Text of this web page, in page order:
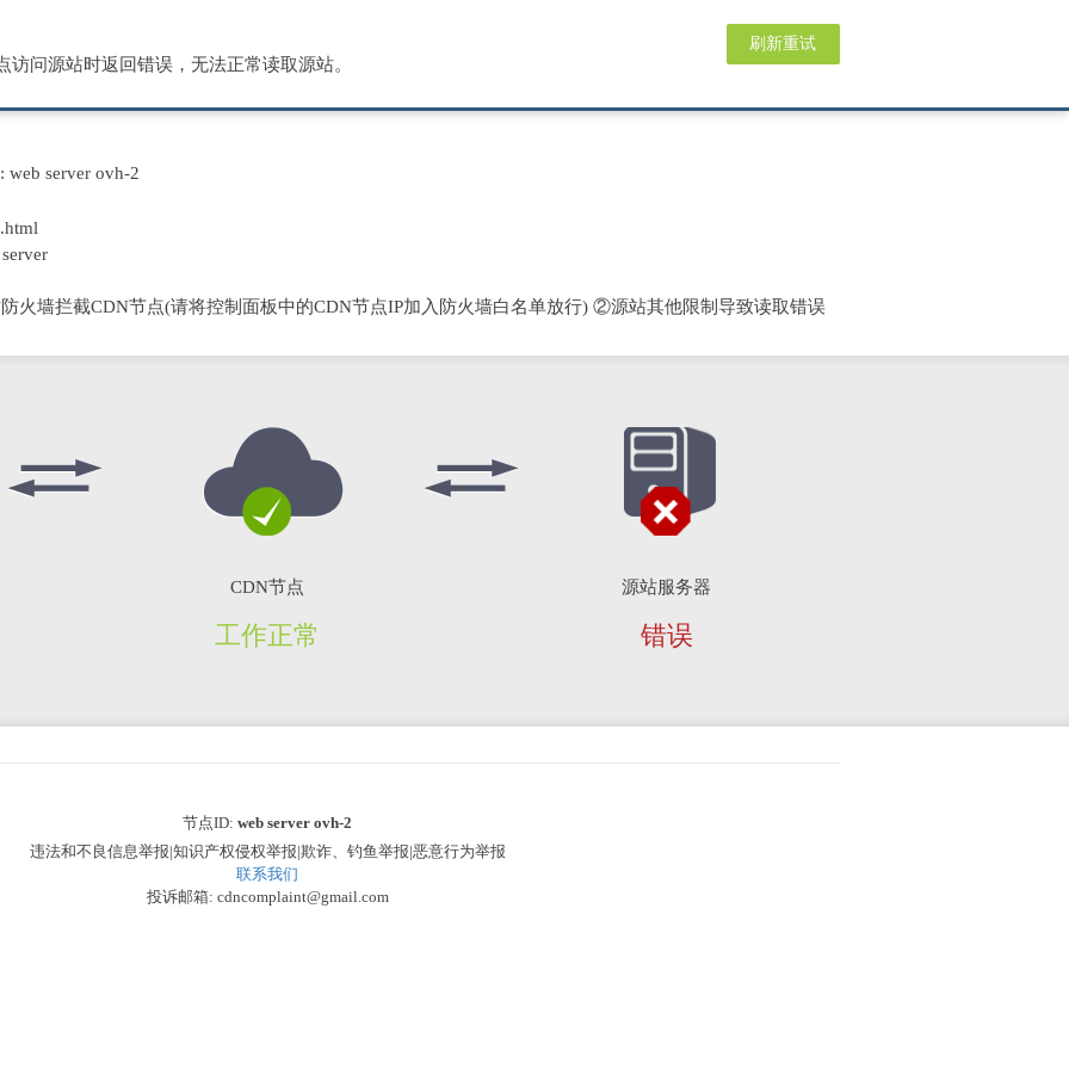
刷新重试
访问源站时返回错误，无法正常读取源站。
web server ovh-2
火墙拦截CDN节点(请将控制面板中的CDN节点IP加入防火墙白名单放行) ②源站其他限制导致读取错误
CDN节点
工作正常
源站服务器
错误
节点ID: web server ovh-2
违法和不良信息举报|知识产权侵权举报|欺诈、钓鱼举报|恶意行为举报
联系我们
投诉邮箱: cdncomplaint@gmail.com